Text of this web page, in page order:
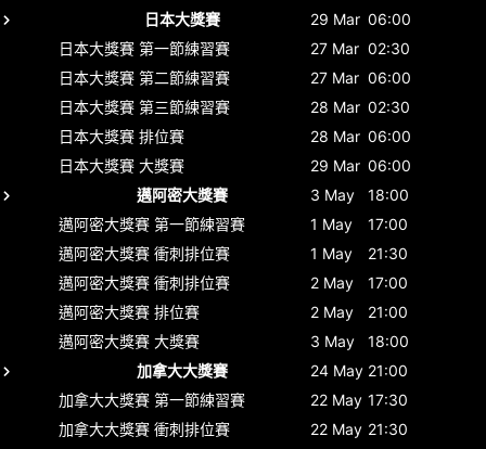
日本大獎賽
29 Mar 06:00
日本大獎賽 第一節練習賽 27 Mar 02:30
日本大獎賽 第二節練習賽 27 Mar 06:00
日本大獎賽 第三節練習賽 28 Mar 02:30
日本大獎賽 排位賽 28 Mar 06:00
日本大獎賽 大獎賽 29 Mar 06:00
邁阿密大獎賽
3 May
18:00
邁阿密大獎賽 第一節練習賽 1 May
17:00
邁阿密大獎賽 衝刺排位賽 1 May
21:30
邁阿密大獎賽 衝刺排位賽 2 May
17:00
邁阿密大獎賽 排位賽 2 May
21:00
邁阿密大獎賽 大獎賽 3 May
18:00
加拿大大獎賽
24 May 21:00
加拿大大獎賽 第一節練習賽 22 May 17:30
加拿大大獎賽 衝刺排位賽 22 May 21:30